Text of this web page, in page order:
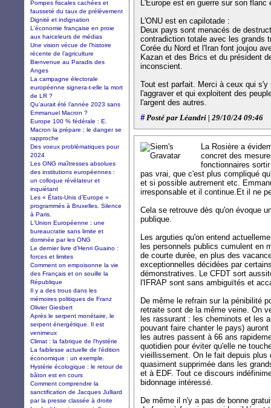
L'Europe est en guerre sur son flanc
L'ONU est en capilotade :
Deux pays sont menacés de
contradiction totale avec les grands
Corée du Nord et l'Iran font joujou
Kazan et des Brics et du président
inconscient.
Tout est parfait. Merci à ceux qui
l'aggraver et qui exploitent des
l'argent des autres.
#Posté par Léandri | 29/10/24 09:46
La Rosière a
concret des
fonctionnaires
pas vrai, que c'est plus compliqué
et si possible autrement etc.
irresponsable et il continue.Et il ne
Cela se retrouve dès qu'on évoque
publique.
Les arguties qu'on entend
les personnels publics cumulent en
de courte durée, en plus des
exceptionnelles décidées par
démonstratives. Le CFDT sort
l'IFRAP sont sans ambiguïtés et
De même le refrain sur la pénibilité
retraite sont de la même veine. On
les rassurant : les cheminots et les
pouvant faire chanter le pays)
les autres passent à 66 ans
quotidien pour éviter qu'elle ne
vieillissement. On le fait depuis plus
quasiment supprimée dans les
et à EDF. Tout ce discours
bidonnage intéressé.
De même il n'y a pas de bonne
Pompes fiscales cachées et
fausseté du taux de prélèvement
Dignité et indignation
L'économie française en proie
aux harceleurs de médias
Une vision vécue de l’histoire
récente de l’agriculture
Bienvenue au Paradis des
Anges
La campagne électorale
européenne signera-t-elle la mort
de LR ?
Qu’aurait été l’année 2023 sans
Emmanuel Macron ?
Europe 100 % fédérale : E.
Macron la prépare ; le danger se
rapproche
Des voeux problématiques pour
2024
Les ONG maîtresses absolues
des institutions européennes :
un colloque révélateur et
inquiétant
Les « États-Unis d’Europe »
programmés à Bruxelles. Silence
à Paris.
L'Union Européenne : une
bureaucratie sans limite et
dominée par les ONG
Le dernier livre d’Henri Guaino :
forces et limites
Comment on empoisonne la vie
des Français et on souille la
République
Il y a des trous dans les
mémoires politiques de Franz
Olivier Giesbert
Après le serpent monétaire, le
serpent énergétique. Il est
venimeux
Climat : la fabrique de l'hystérie
La faiblesse actuelle de l'édition
économique : un exemple.
Hystérie écologique : le retour de
bâton est en cours
Comment comprendre la
sanctification de Jacques Julliard
par la presse classée à droite